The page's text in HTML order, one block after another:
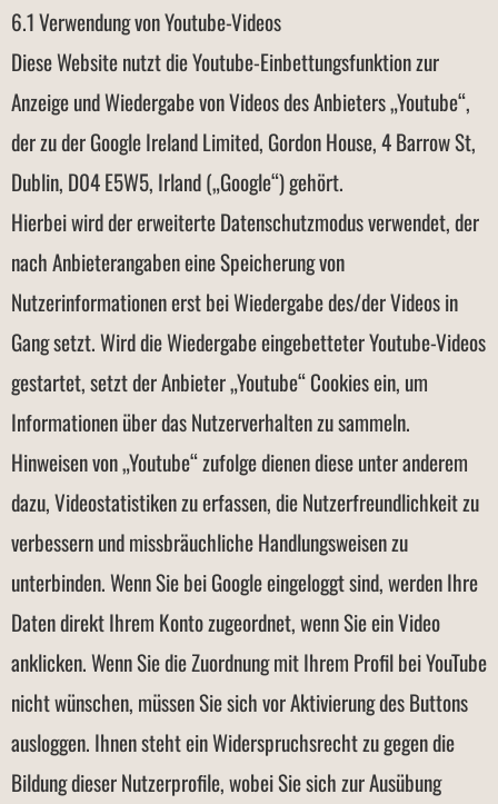
6.1 Verwendung von Youtube-Videos
Diese Website nutzt die Youtube-Einbettungsfunktion zur
Anzeige und Wiedergabe von Videos des Anbieters „Youtube“,
der zu der Google Ireland Limited, Gordon House, 4 Barrow St,
Dublin, D04 E5W5, Irland („Google“) gehört.
Hierbei wird der erweiterte Datenschutzmodus verwendet, der
nach Anbieterangaben eine Speicherung von
Nutzerinformationen erst bei Wiedergabe des/der Videos in
Gang setzt. Wird die Wiedergabe eingebetteter Youtube-Videos
gestartet, setzt der Anbieter „Youtube“ Cookies ein, um
Informationen über das Nutzerverhalten zu sammeln.
Hinweisen von „Youtube“ zufolge dienen diese unter anderem
dazu, Videostatistiken zu erfassen, die Nutzerfreundlichkeit zu
verbessern und missbräuchliche Handlungsweisen zu
unterbinden. Wenn Sie bei Google eingeloggt sind, werden Ihre
Daten direkt Ihrem Konto zugeordnet, wenn Sie ein Video
anklicken. Wenn Sie die Zuordnung mit Ihrem Profil bei YouTube
nicht wünschen, müssen Sie sich vor Aktivierung des Buttons
ausloggen. Ihnen steht ein Widerspruchsrecht zu gegen die
Bildung dieser Nutzerprofile, wobei Sie sich zur Ausübung